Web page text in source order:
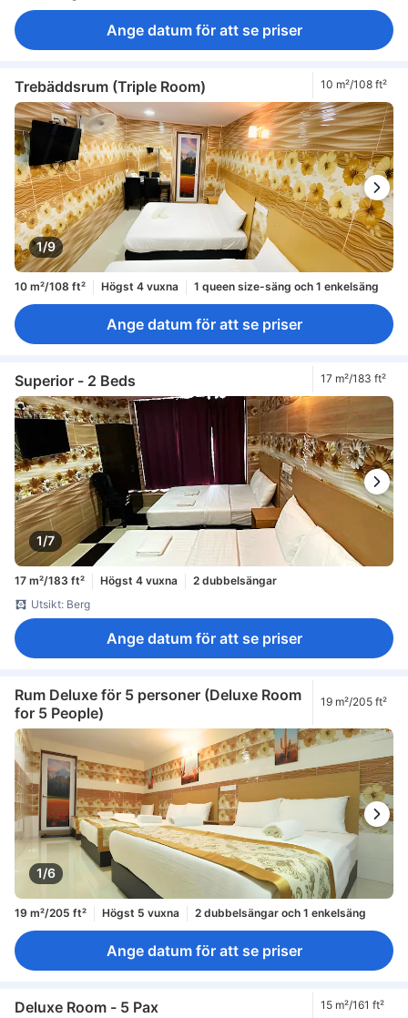
Ange datum för att se priser
Trebäddsrum (Triple Room) 10 m²/108 ft²
1/9
10 m²/108 ft² Högst 4 vuxna 1 queen size-säng och 1 enkelsäng
Ange datum för att se priser
Superior - 2 Beds 17 m²/183 ft²
1/7
17 m²/183 ft² Högst 4 vuxna
2 dubbelsängar
Utsikt: Berg
Ange datum för att se priser
Rum Deluxe för 5 personer (Deluxe Room
for 5 People)
19 m²/205 ft²
1/6
19 m²/205 ft² Högst 5 vuxna 2 dubbelsängar och 1 enkelsäng
Ange datum för att se priser
Deluxe Room - 5 Pax 15 m²/161 ft²